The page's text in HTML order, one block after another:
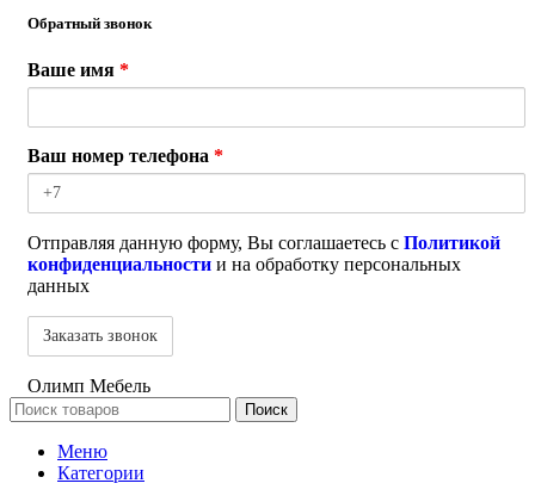
Обратный звонок
Ваше имя *
Ваш номер телефона *
Отправляя данную форму, Вы соглашаетесь с Политикой
конфиденциальности и на обработку персональных
данных
Олимп Мебель
Поиск
Меню
Категории